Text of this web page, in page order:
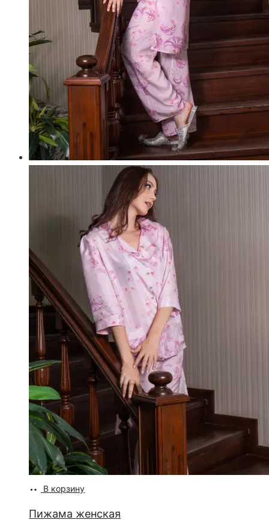
В корзину
Пижама женская